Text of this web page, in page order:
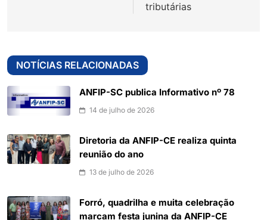
tributárias
NOTÍCIAS RELACIONADAS
ANFIP-SC publica Informativo nº 78
14 de julho de 2026
Diretoria da ANFIP-CE realiza quinta
reunião do ano
13 de julho de 2026
Forró, quadrilha e muita celebração
marcam festa junina da ANFIP-CE